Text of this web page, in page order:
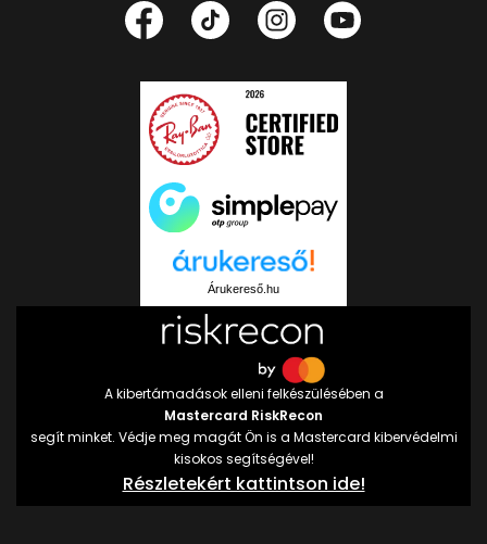
Árukereső.hu
A kibertámadások elleni felkészülésében a
Mastercard RiskRecon
segít minket. Védje meg magát Ön is a Mastercard kibervédelmi
kisokos segítségével!
Részletekért kattintson ide!